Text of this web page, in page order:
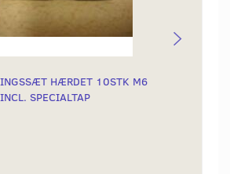
HÆRDET 10STK M6
SPECIALTAP